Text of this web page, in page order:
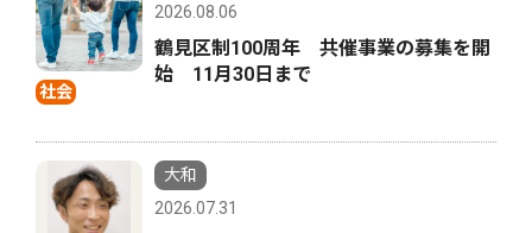
社会
2026.08.06
鶴見区制100周年 共催事業の募集を開
始 11月30日まで
大和
2026.07.31